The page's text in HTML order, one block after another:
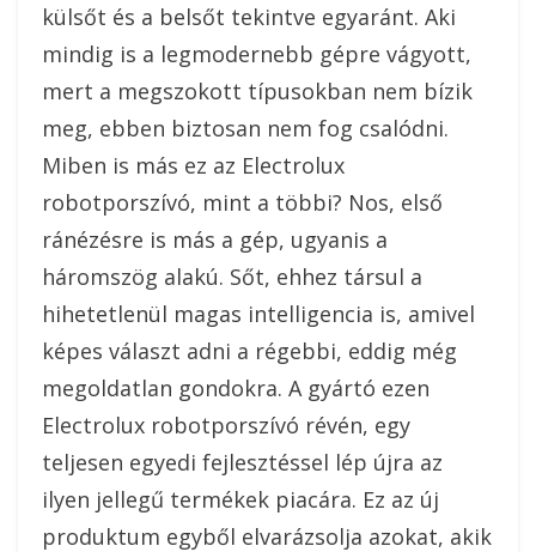
külsőt és a belsőt tekintve egyaránt. Aki
mindig is a legmodernebb gépre vágyott,
mert a megszokott típusokban nem bízik
meg, ebben biztosan nem fog csalódni.
Miben is más ez az Electrolux
robotporszívó, mint a többi? Nos, első
ránézésre is más a gép, ugyanis a
háromszög alakú. Sőt, ehhez társul a
hihetetlenül magas intelligencia is, amivel
képes választ adni a régebbi, eddig még
megoldatlan gondokra. A gyártó ezen
Electrolux robotporszívó révén, egy
teljesen egyedi fejlesztéssel lép újra az
ilyen jellegű termékek piacára. Ez az új
produktum egyből elvarázsolja azokat, akik